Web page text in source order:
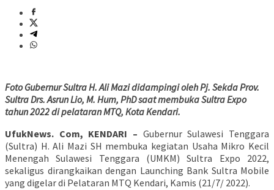
Foto Gubernur Sultra H. Ali Mazi didampingi oleh Pj. Sekda Prov.
Sultra Drs. Asrun Lio, M. Hum, PhD saat membuka Sultra Expo
tahun 2022 di pelataran MTQ, Kota Kendari.
UfukNews. Com, KENDARI – Gubernur Sulawesi Tenggara
(Sultra) H. Ali Mazi SH membuka kegiatan Usaha Mikro Kecil
Menengah Sulawesi Tenggara (UMKM) Sultra Expo 2022,
sekaligus dirangkaikan dengan Launching Bank Sultra Mobile
yang digelar di Pelataran MTQ Kendari, Kamis (21/7/ 2022).